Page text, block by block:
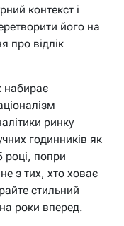
контекст і
його на
про відлік
набирає
ринку
годинників як
році, попри
з тих, хто ховає
стильний
роки вперед.